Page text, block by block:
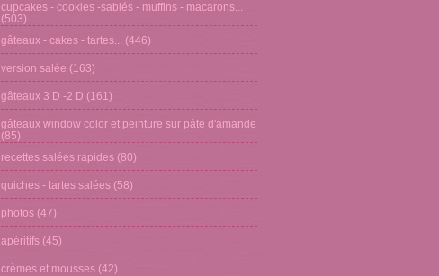
cupcakes - cookies -sablés - muffins - macarons...
(503)
gâteaux - cakes - tartes... (446)
version salée (163)
gâteaux 3 D -2 D (161)
gâteaux window color et peinture sur pâte d'amande
(85)
recettes salées rapides (80)
quiches - tartes salées (58)
photos (47)
apéritifs (45)
crèmes et mousses (42)